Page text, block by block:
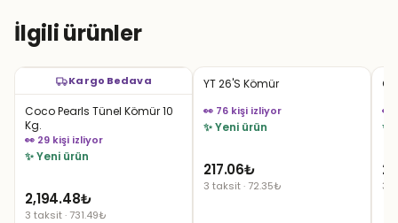
İlgili ürünler
Kargo Bedava
Coco Pearls Tünel Kömür 10
Kg.
👀 29 kişi izliyor
✨ Yeni ürün
2,194.48₺
3 taksit · 731.49₺
YT 26'S Kömür
👀 76 kişi izliyor
✨ Yeni ürün
217.06₺
3 taksit · 72.35₺
👀
✨
3